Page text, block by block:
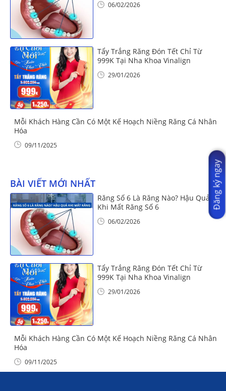
06/02/2026
Tẩy Trắng Răng Đón Tết Chỉ Từ
999K Tại Nha Khoa Vinalign
29/01/2026
Mỗi Khách Hàng Cần Có Một Kế Hoạch Niềng Răng Cá Nhân
Hóa
09/11/2025
BÀI VIẾT MỚI NHẤT
Răng Số 6 Là Răng Nào? Hậu Quả
Khi Mất Răng Số 6
06/02/2026
Tẩy Trắng Răng Đón Tết Chỉ Từ
999K Tại Nha Khoa Vinalign
29/01/2026
Mỗi Khách Hàng Cần Có Một Kế Hoạch Niềng Răng Cá Nhân
Hóa
09/11/2025
Đăng ký ngay